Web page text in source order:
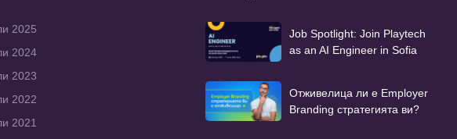
2025
2024
2023
2022
2021
Job Spotlight: Join Playtech
as an AI Engineer in Sofia
Отживелица ли е Employer
Branding стратегията ви?